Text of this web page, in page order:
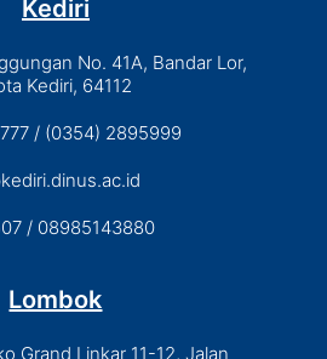
Kediri
No. 41A, Bandar Lor,
Kediri, 64112
/ (0354) 2895999
/ 08985143880
Lombok
Grand Linkar 11-12, Jalan